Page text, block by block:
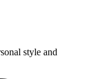
style and